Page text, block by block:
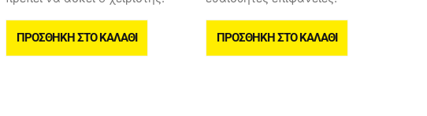
ΠΡΟΣΘΉΚΗ ΣΤΟ ΚΑΛΆΘΙ ΠΡΟΣΘΉΚΗ ΣΤΟ ΚΑΛΆΘΙ